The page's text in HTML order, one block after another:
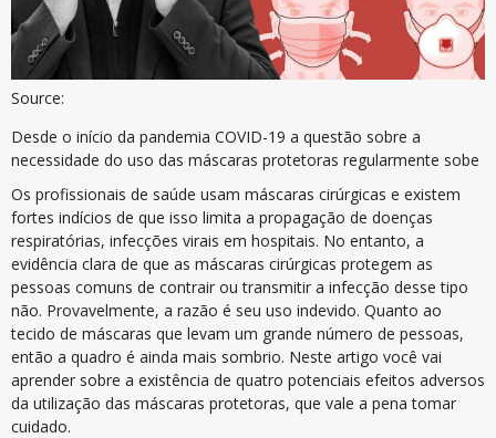
Source:
Desde o início da pandemia COVID-19 a questão sobre a
necessidade do uso das máscaras protetoras regularmente sobe
Os profissionais de saúde usam máscaras cirúrgicas e existem
fortes indícios de que isso limita a propagação de doenças
respiratórias, infecções virais em hospitais. No entanto, a
evidência clara de que as máscaras cirúrgicas protegem as
pessoas comuns de contrair ou transmitir a infecção desse tipo
não. Provavelmente, a razão é seu uso indevido. Quanto ao
tecido de máscaras que levam um grande número de pessoas,
então a quadro é ainda mais sombrio. Neste artigo você vai
aprender sobre a existência de quatro potenciais efeitos adversos
da utilização das máscaras protetoras, que vale a pena tomar
cuidado.